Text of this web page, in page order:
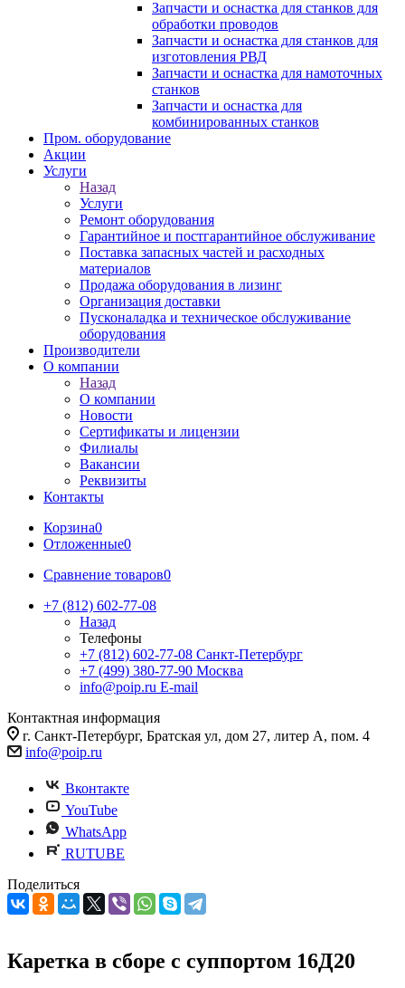
Запчасти и оснастка для станков для
обработки проводов
Запчасти и оснастка для станков для
изготовления РВД
Запчасти и оснастка для намоточных
станков
Запчасти и оснастка для
комбинированных станков
Пром. оборудование
Акции
Услуги
Назад
Услуги
Ремонт оборудования
Гарантийное и постгарантийное обслуживание
Поставка запасных частей и расходных
материалов
Продажа оборудования в лизинг
Организация доставки
Пусконаладка и техническое обслуживание
оборудования
Производители
О компании
Назад
О компании
Новости
Сертификаты и лицензии
Филиалы
Вакансии
Реквизиты
Контакты
Корзина0
Отложенные0
Сравнение товаров0
+7 (812) 602-77-08
Назад
Телефоны
+7 (812) 602-77-08 Санкт-Петербург
+7 (499) 380-77-90 Москва
info@poip.ru E-mail
Контактная информация
г. Санкт-Петербург, Братская ул, дом 27, литер А, пом. 4
info@poip.ru
Вконтакте
YouTube
WhatsApp
RUTUBE
Поделиться
Каретка в сборе с суппортом 16Д20